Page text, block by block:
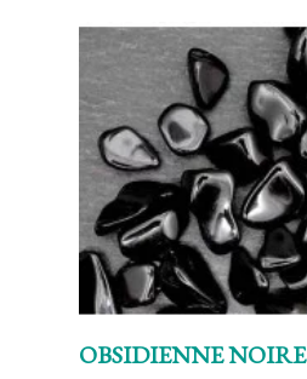
OBSIDIENNE NOIRE